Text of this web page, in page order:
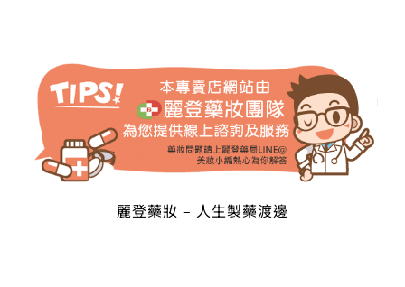
麗登藥妝 – 人生製藥渡邊